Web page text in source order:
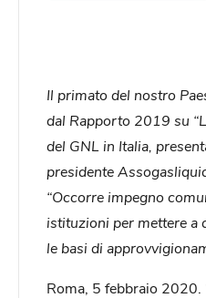
Il primato del nostro
dal Rapporto 2019 su
del GNL in Italia,
presidente
“Occorre impegno
istituzioni per mettere a
le basi di
Roma, 5 febbraio 2020.